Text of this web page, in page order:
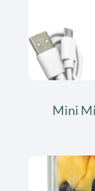
Mini